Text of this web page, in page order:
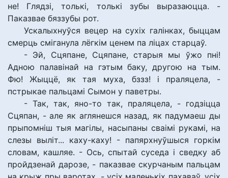
не! Глядзі, толькі, толькі зубы выразаюцца. -
Паказвае бяззубы рот.
Ускалыхнуўся вецер на сухіх галінках, быццам
смерць сміганула лёгкім ценем па ліцах старцаў.
- Эй, Сцяпане, Сцяпане, старыя мы ўжо пні!
Адною палавінай на гэтым баку, другою на тым.
Фю! Жыццё, як тая муха, бззз! і праляцела, -
пстрыкае пальцамі Сымон у паветры.
- Так, так, яно-то так, праляцела, - годзіцца
Сцяпан, - але як аглянешся назад, як падумаеш ды
прыпомніш тыя магілы, насыпаны сваімі рукамі, на
слезы выліт... каху-каху! - папярхнуўшыся горкім
словам, кашляе. - Ось, спытай суседа і сведку аб
пройдзенай дарозе, - паказвае скурчаным пальцам